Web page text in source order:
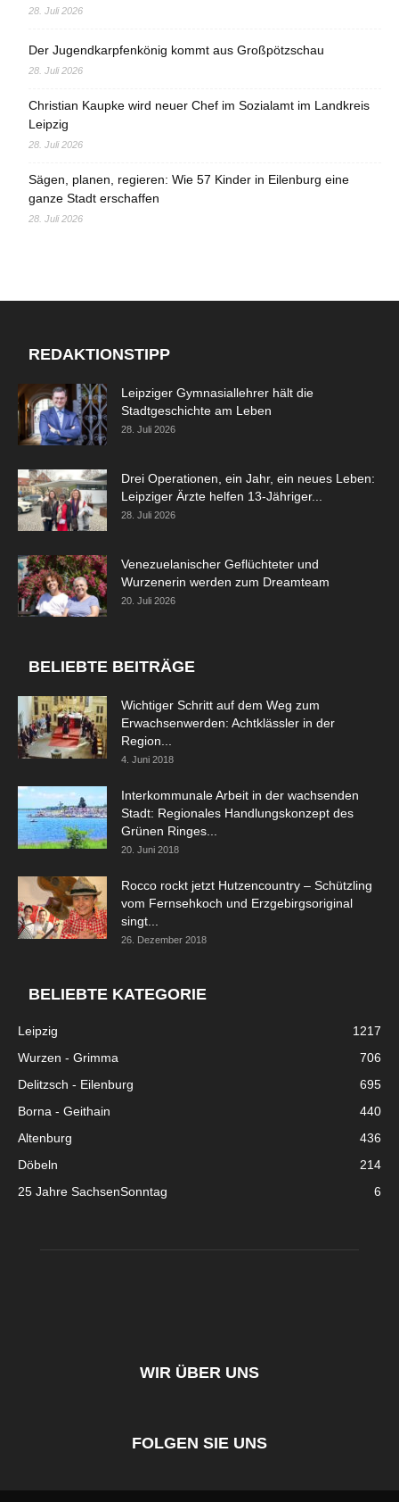
28. Juli 2026
Der Jugendkarpfenkönig kommt aus Großpötzschau
28. Juli 2026
Christian Kaupke wird neuer Chef im Sozialamt im Landkreis
Leipzig
28. Juli 2026
Sägen, planen, regieren: Wie 57 Kinder in Eilenburg eine
ganze Stadt erschaffen
28. Juli 2026
REDAKTIONSTIPP
Leipziger Gymnasiallehrer hält die
Stadtgeschichte am Leben
28. Juli 2026
Drei Operationen, ein Jahr, ein neues Leben:
Leipziger Ärzte helfen 13-Jähriger...
28. Juli 2026
Venezuelanischer Geflüchteter und
Wurzenerin werden zum Dreamteam
20. Juli 2026
BELIEBTE BEITRÄGE
Wichtiger Schritt auf dem Weg zum
Erwachsenwerden: Achtklässler in der
Region...
4. Juni 2018
Interkommunale Arbeit in der wachsenden
Stadt: Regionales Handlungskonzept des
Grünen Ringes...
20. Juni 2018
Rocco rockt jetzt Hutzencountry – Schützling
vom Fernsehkoch und Erzgebirgsoriginal
singt...
26. Dezember 2018
BELIEBTE KATEGORIE
Leipzig
1217
Wurzen - Grimma
706
Delitzsch - Eilenburg
695
Borna - Geithain
440
Altenburg
436
Döbeln
214
25 Jahre SachsenSonntag
6
WIR ÜBER UNS
FOLGEN SIE UNS